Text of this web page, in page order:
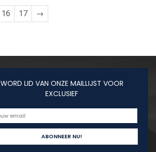
16 17 →
WORD LID VAN ONZE MAILLIJST VOOR
EXCLUSIEF